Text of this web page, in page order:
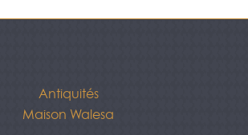
Antiquités
Maison Walesa